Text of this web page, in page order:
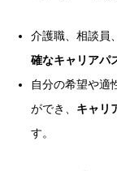
介護職、相談員
確なキャリアパ
自分の希望や適
ができ、 キャリ
す。